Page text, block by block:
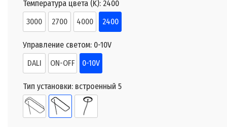
Температура цвета (K): 2400
3000
2700 4000 2400
Управление светом: 0-10V
DALI
ON-OFF 0-10V
Тип установки: встроенный 5